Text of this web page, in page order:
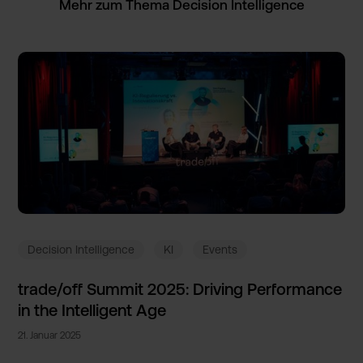
Mehr zum Thema Decision Intellig­ence
Decision Intelligence KI Events
trade/of­f Summit 2025: Driving Performa­nce
in the Intellig­ent Age
21.Januar 2025